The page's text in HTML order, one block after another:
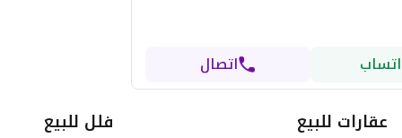
اتصال
عقارات للبيع فلل للبيع